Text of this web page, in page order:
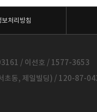
처리방침
/ 이선호 / 1577-3653
초동, 제일빌딩) / 120-87-